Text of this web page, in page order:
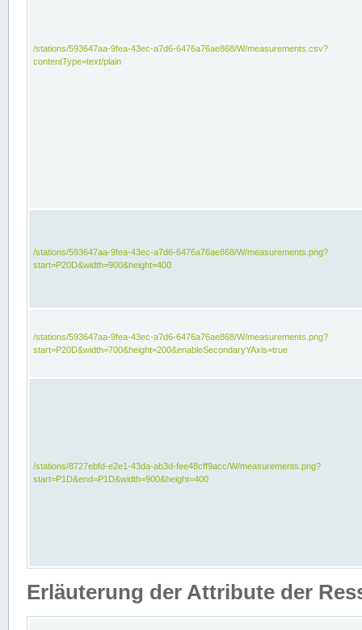
/stations/593647aa-9fea-43ec-a7d6-6476a76ae868/W/measurements.csv?
contentType=text/plain
/stations/593647aa-9fea-43ec-a7d6-6476a76ae868/W/measurements.png?
start=P20D&width=900&height=400
/stations/593647aa-9fea-43ec-a7d6-6476a76ae868/W/measurements.png?
start=P20D&width=700&height=200&enableSecondaryYAxis=true
/stations/8727ebfd-e2e1-43da-ab3d-fee48cff9acc/W/measurements.png?
start=P1D&end=P1D&width=900&height=400
Erläuterung der Attribute der